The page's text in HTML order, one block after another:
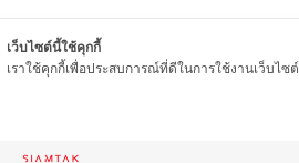
TH
เว็บไซต์นี้ใช้คุกกี้
เราใช้คุกกี้เพื่อประสบการณ์ที่ดีในการใช้งานเว็บไซต์